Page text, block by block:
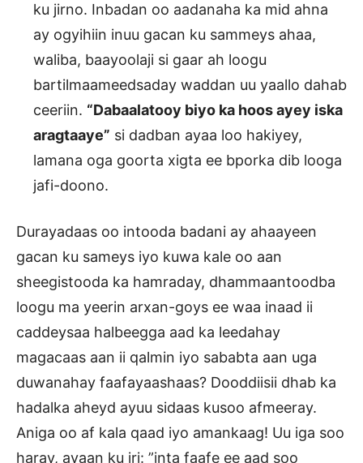
ku jirno. Inbadan oo aadanaha ka mid ahna
ay ogyihiin inuu gacan ku sammeys ahaa,
waliba, baayoolaji si gaar ah loogu
bartilmaameedsaday waddan uu yaallo dahab
ceeriin. “Dabaalatooy biyo ka hoos ayey iska
aragtaaye” si dadban ayaa loo hakiyey,
lamana oga goorta xigta ee bporka dib looga
jafi-doono.
Durayadaas oo intooda badani ay ahaayeen
gacan ku sameys iyo kuwa kale oo aan
sheegistooda ka hamraday, dhammaantoodba
loogu ma yeerin arxan-goys ee waa inaad ii
caddeysaa halbeegga aad ka leedahay
magacaas aan ii qalmin iyo sababta aan uga
duwanahay faafayaashaas? Dooddiisii dhab ka
hadalka aheyd ayuu sidaas kusoo afmeeray.
Aniga oo af kala qaad iyo amankaag! Uu iga soo
haray, ayaan ku iri: ”inta faafe ee aad soo